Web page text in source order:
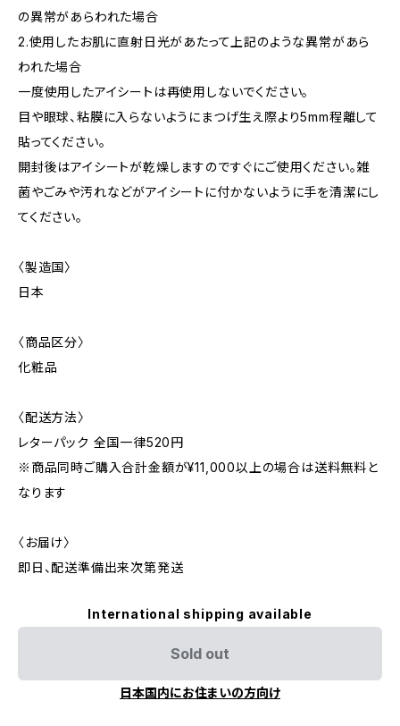
の異常があらわれた場合
2.使用したお肌に直射日光があたって上記のような異常があら
われた場合
一度使用したアイシートは再使用しないでください。
目や眼球、粘膜に入らないようにまつげ生え際より5mm程離して
貼ってください。
開封後はアイシートが乾燥しますのですぐにご使用ください。雑
菌やごみや汚れなどがアイシートに付かないように手を清潔にし
てください。
〈製造国〉
日本
〈商品区分〉
化粧品
〈配送方法〉
レターパック 全国一律520円
※商品同時ご購入合計金額が¥11,000以上の場合は送料無料と
なります
〈お届け〉
即日、配送準備出来次第発送
International shipping available
Sold out
日本国内にお住まいの方向け